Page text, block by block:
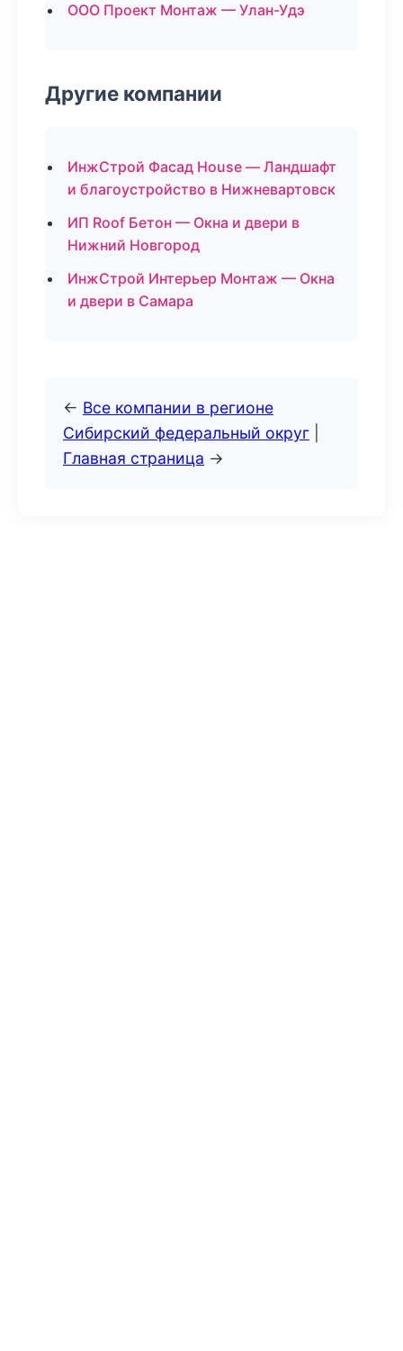
ООО Проект Монтаж — Улан-Удэ
Другие компании
ИнжСтрой Фасад House — Ландшафт
и благоустройство в Нижневартовск
ИП Roof Бетон — Окна и двери в
Нижний Новгород
ИнжСтрой Интерьер Монтаж — Окна
и двери в Самара
← Все компании в регионе
Сибирский федеральный округ
Главная страница →